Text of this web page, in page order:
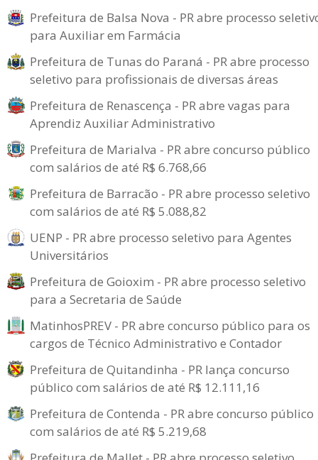
Prefeitura de Balsa Nova - PR abre processo
para Auxiliar em Farmácia
Prefeitura de Tunas do Paraná - PR abre processo
seletivo para profissionais de diversas áreas
Prefeitura de Renascença - PR abre vagas para
Aprendiz Auxiliar Administrativo
Prefeitura de Marialva - PR abre concurso público
com salários de até R$ 6.768,66
Prefeitura de Barracão - PR abre processo seletivo
com salários de até R$ 5.088,82
UENP - PR abre processo seletivo para Agentes
Universitários
Prefeitura de Goioxim - PR abre processo seletivo
para a Secretaria de Saúde
MatinhosPREV - PR abre concurso público para os
cargos de Técnico Administrativo e Contador
Prefeitura de Quitandinha - PR lança concurso
público com salários de até R$ 12.111,16
Prefeitura de Contenda - PR abre concurso público
com salários de até R$ 5.219,68